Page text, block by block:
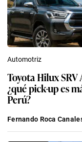
Automotriz
Toyota Hilux SRV
¿qué pick-up es
Perú?
Fernando Roca